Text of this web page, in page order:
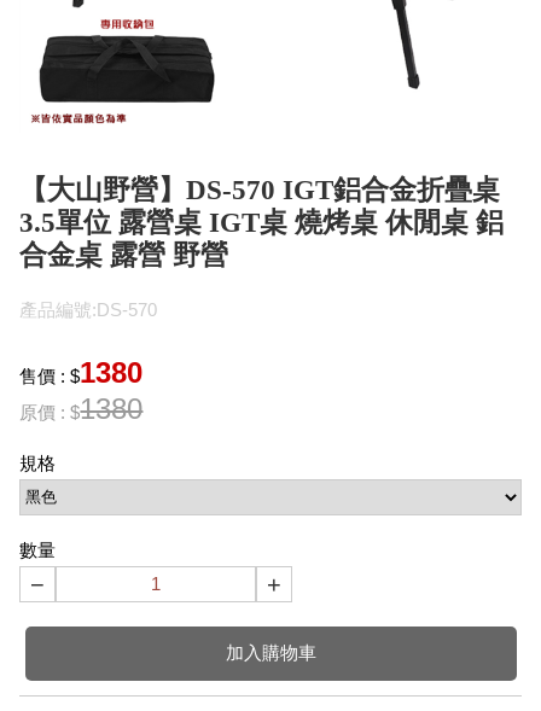
【大山野營】DS-570 IGT鋁合金折疊桌
3.5單位 露營桌 IGT桌 燒烤桌 休閒桌 鋁
合金桌 露營 野營
產品編號:DS-570
售價 : $1380
原價 : $1380
規格
數量
− +
加入購物車